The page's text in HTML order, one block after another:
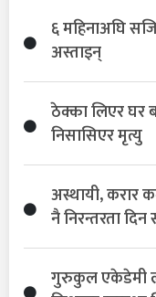
६ महिनाअघि
अस्ताइन्
ठेक्का लिएर घर
निसासिएर मृत्यु
अस्थायी, करार
नै निरन्तरता
गुरुकुल एकेडेमी